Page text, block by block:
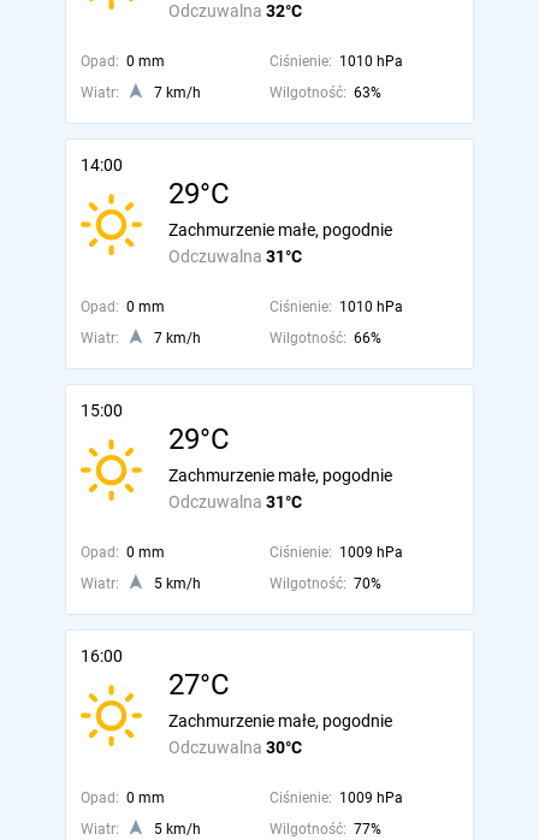
Odczuwalna 32°C
Opad: 0 mm Ciśnienie: 1010 hPa
Wiatr:
7 km/h Wilgotność: 63%
14:00
29°C
Odczuwalna 31°C
Zachmurzenie małe, pogodnie
Opad: 0 mm Ciśnienie: 1010 hPa
Wiatr:
7 km/h Wilgotność: 66%
15:00
29°C
Odczuwalna 31°C
Zachmurzenie małe, pogodnie
Opad: 0 mm Ciśnienie: 1009 hPa
Wiatr:
5 km/h Wilgotność: 70%
16:00
27°C
Odczuwalna 30°C
Zachmurzenie małe, pogodnie
Opad: 0 mm Ciśnienie: 1009 hPa
Wiatr:
5 km/h Wilgotność: 77%